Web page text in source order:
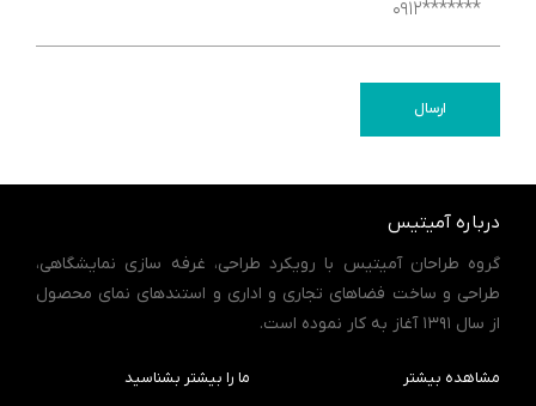
ارسال
درباره آمیتیس
گروه طراحان آمیتیس با رویکرد طراحی، غرفه سازی نمایشگاهی،
طراحی و ساخت فضاهای تجاری و اداری و استندهای نمای محصول
از سال 1391 آغاز به کار نموده است.
مشاهده بیشتر ما را بیشتر بشناسید